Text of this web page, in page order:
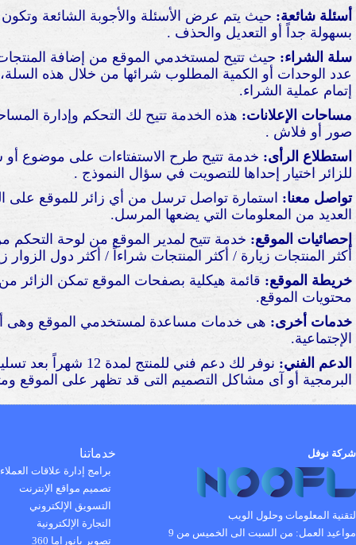
أسئلة شائعة: حيث يتم عرض الأسئلة والأجوبة الشائعة وتكون
بسهولة جداً أو التعديل والحذف .
سلة الشراء: حيث تتيح لمستخدمي الموقع من إضافة
عدد الوحدات أو الكمية المطلوب شرائها من خلال هذه
إتمام عملية الشراء.
مساحات الإعلانات: هذه الخدمة تتيح لك التحكم وإدارة
صور أو فلاش .
استطلاع الرأى: خدمة تتيح طرح الاستفتاءات على موضوع
للزائر اختيار إحداها للتصويت في سؤال النموذج .
تواصل معنا: استمارة تواصل ترسل من أي زائر للموقع على
العديد من المعلومات التي يضعها المرسل.
إحصائيات الموقع: خدمة تتيح لمدير الموقع من لوحة
أكثر المنتجات زيارة / أكثر المنتجات شراءاً / أكثر دول
خريطة الموقع: قائمة هيكلية بصفحات الموقع تمكن الزائر
محتويات الموقع.
خدمات أخرى: هى خدمات مساعدة لمستخدمي الموقع وهى
الإجتماعية.
الدعم الفني:
نوفر لك دعم فني
البرمجية أو آى مشاكل التصميم التى قد تظهر على الموقع
شركة نوفل
لتقنية المعلومات وحلول الويب
مواعيد العمل:
من السبت الى الخميس من 9
خدماتنا
برامج إدارة علاقات العملاء
تصميم مواقع الإنترنت
التسويق الإلكتروني
التجارة الإلكترونية
تصوير بانوراما 360